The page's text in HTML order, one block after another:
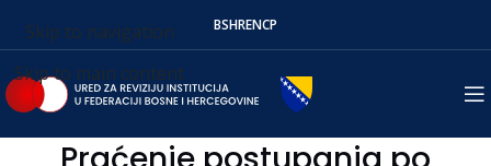
Skip to navigation
Skip to main content
BSHRENСР